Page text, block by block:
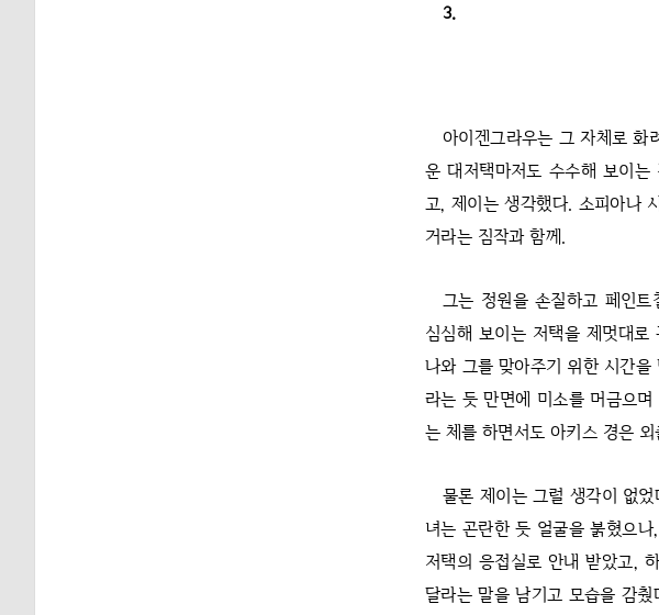
3.
아이겐그라우는 그 자체로 화
운 대저택마저도 수수해 보이
고, 제이는 생각했다. 소피아나
거라는 짐작과 함께.
그는 정원을 손질하고 페인
심심해 보이는 저택을 제멋대
나와 그를 맞아주기 위한 시간
라는 듯 만면에 미소를 머금으
는 체를 하면서도 아키스 경은
물론 제이는 그럴 생각이 없
녀는 곤란한 듯 얼굴을 붉혔으
저택의 응접실로 안내 받았고,
달라는 말을 남기고 모습을 감